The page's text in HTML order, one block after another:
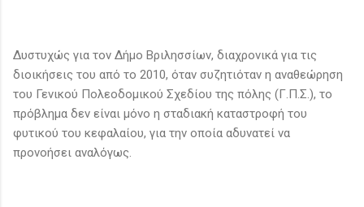
Δυστυχώς για τον Δήμο Βριλησσίων, διαχρονικά για τις
διοικήσεις του από το 2010, όταν συζητιόταν η αναθεώρηση
του Γενικού Πολεοδομικού Σχεδίου της πόλης (Γ.Π.Σ.), το
πρόβλημα δεν είναι μόνο η σταδιακή καταστροφή του
φυτικού του κεφαλαίου, για την οποία αδυνατεί να
προνοήσει αναλόγως.